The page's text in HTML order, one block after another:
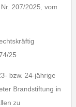
207/2025, vom
25
bzw. 24-jährige
Brandstiftung in
zu